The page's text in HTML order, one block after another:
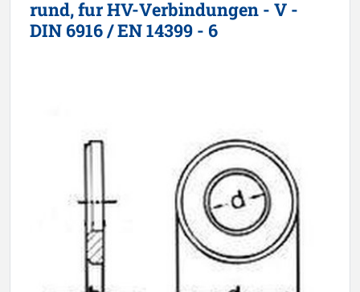
rund, fur HV-Verbindungen - V -
DIN 6916 / EN 14399 - 6